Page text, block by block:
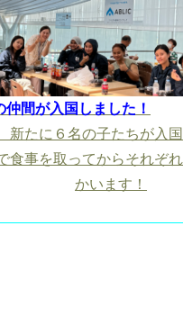
usp=drive_link
仲間が入国しました！
新たに６名の子たちが入国
食事を取ってからそれぞ
かいます！